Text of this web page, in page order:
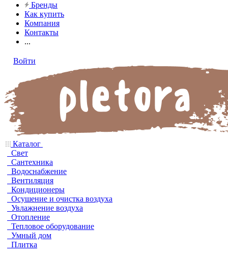
Бренды
Как купить
Компания
Контакты
...
Войти
Каталог
Свет
Сантехника
Водоснабжение
Вентиляция
Кондиционеры
Осушение и очистка воздуха
Увлажнение воздуха
Отопление
Тепловое оборудование
Умный дом
Плитка